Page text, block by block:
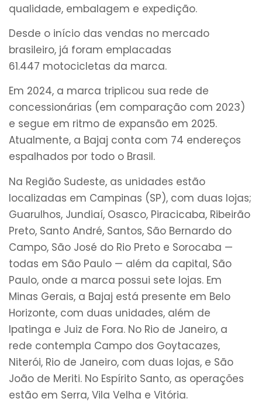
qualidade, embalagem e expedição.
Desde o início das vendas no mercado
brasileiro, já foram emplacadas
61.447 motocicletas da marca.
Em 2024, a marca triplicou sua rede de
concessionárias (em comparação com 2023)
e segue em ritmo de expansão em 2025.
Atualmente, a Bajaj conta com 74 endereços
espalhados por todo o Brasil.
Na Região Sudeste, as unidades estão
localizadas em Campinas (SP), com duas lojas;
Guarulhos, Jundiaí, Osasco, Piracicaba, Ribeirão
Preto, Santo André, Santos, São Bernardo do
Campo, São José do Rio Preto e Sorocaba —
todas em São Paulo — além da capital, São
Paulo, onde a marca possui sete lojas. Em
Minas Gerais, a Bajaj está presente em Belo
Horizonte, com duas unidades, além de
Ipatinga e Juiz de Fora. No Rio de Janeiro, a
rede contempla Campo dos Goytacazes,
Niterói, Rio de Janeiro, com duas lojas, e São
João de Meriti. No Espírito Santo, as operações
estão em Serra, Vila Velha e Vitória.